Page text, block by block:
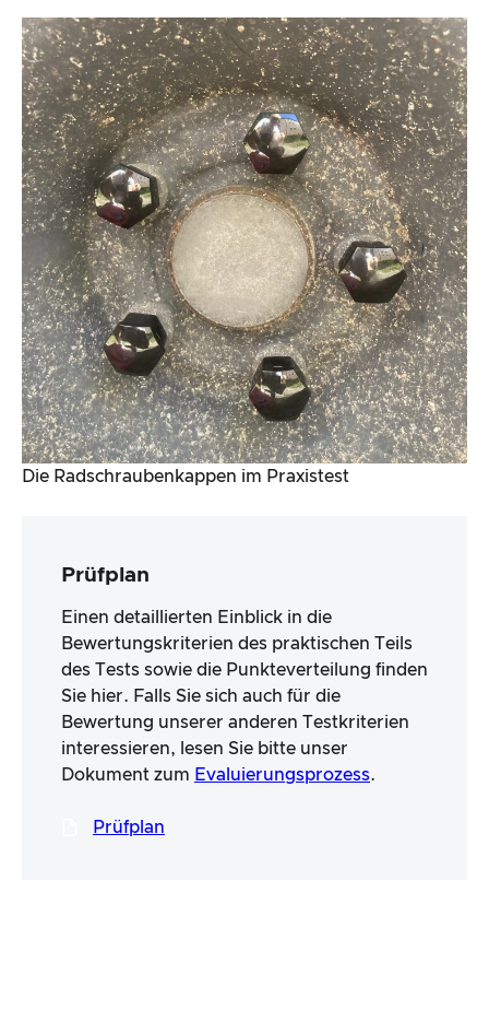
Die Radschraubenkappen im Praxistest
Prüfplan
Einen detaillierten Einblick in die
Bewertungskriterien des praktischen Teils
des Tests sowie die Punkteverteilung finden
Sie hier. Falls Sie sich auch für die
Bewertung unserer anderen Testkriterien
interessieren, lesen Sie bitte unser
Dokument zum Evaluierungsprozess.
Prüfplan